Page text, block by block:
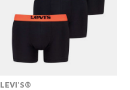
LEVI'S®